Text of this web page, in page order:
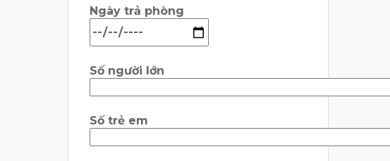
Ngày trả phòng
Số người lớn
Số trẻ em